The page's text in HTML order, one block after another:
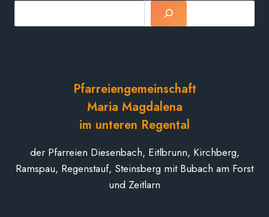
Suchen
Pfarreiengemeinschaft
Maria Magdalena
im unteren Regental
der Pfarreien Diesenbach, Eitlbrunn, Kirchberg,
Ramspau, Regenstauf, Steinsberg mit Bubach am Forst
und Zeitlarn